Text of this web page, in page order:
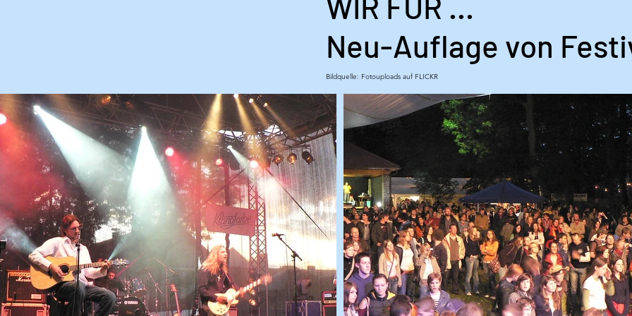
Neu-Auflage von
Bildquelle: Fotouploads auf FLICKR